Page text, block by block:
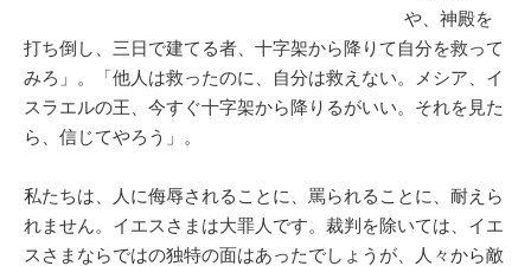
や、神殿を
打ち倒し、三日で建てる者、十字架から降りて自分を救って
みろ」。「他人は救ったのに、自分は救えない。メシア、イ
スラエルの王、今すぐ十字架から降りるがいい。それを見た
ら、信じてやろう」。
私たちは、人に侮辱されることに、罵られることに、耐えら
れません。イエスさまは大罪人です。裁判を除いては、イエ
スさまならではの独特の面はあったでしょうが、人々から敵